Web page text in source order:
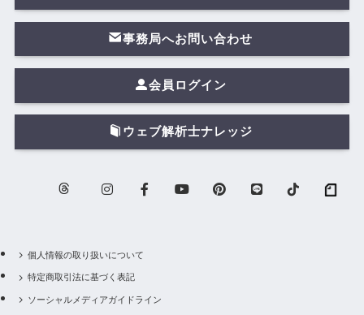
事務局へお問い合わせ
会員ログイン
ウェブ解析士ナレッジ
個人情報の取り扱いについて
特定商取引法に基づく表記
ソーシャルメディアガイドライン